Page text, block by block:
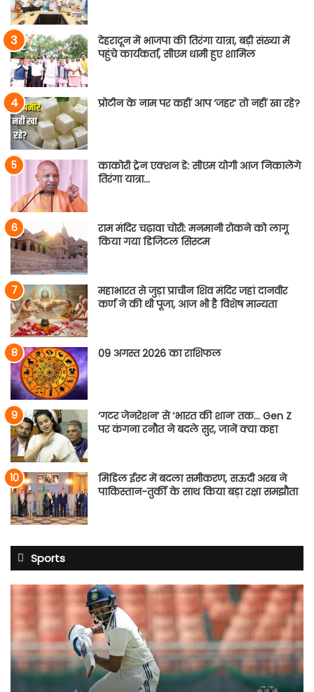
देहरादून में भाजपा की तिरंगा यात्रा, बड़ी संख्या में
पहुंचे कार्यकर्ता, सीएम धामी हुए शामिल
प्रोटीन के नाम पर कहीं आप ‘जहर’ तो नहीं खा रहे?
काकोरी ट्रेन एक्शन डे: सीएम योगी आज निकालेंगे
तिरंगा यात्रा…
राम मंदिर चढ़ावा चोरी: मनमानी रोकने को लागू
किया गया डिजिटल सिस्टम
महाभारत से जुड़ा प्राचीन शिव मंदिर जहां दानवीर
कर्ण ने की थी पूजा, आज भी है विशेष मान्यता
09 अगस्त 2026 का राशिफल
‘गटर जेनरेशन’ से ‘भारत की शान’ तक… Gen Z
पर कंगना रनौत ने बदले सुर, जानें क्या कहा
मिडिल ईस्ट में बदला समीकरण, सऊदी अरब ने
पाकिस्तान-तुर्की के साथ किया बड़ा रक्षा समझौता
Sports
साई
श्रीलंका
सीरीज
से